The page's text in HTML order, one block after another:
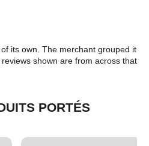
its own. The merchant grouped it
shown are from across that
PORTÉS